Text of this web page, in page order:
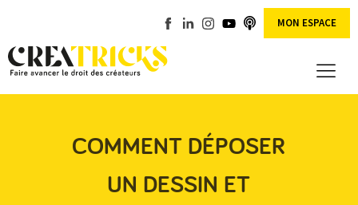
MON ESPACE
COMMENT DÉPOSER
UN DESSIN ET